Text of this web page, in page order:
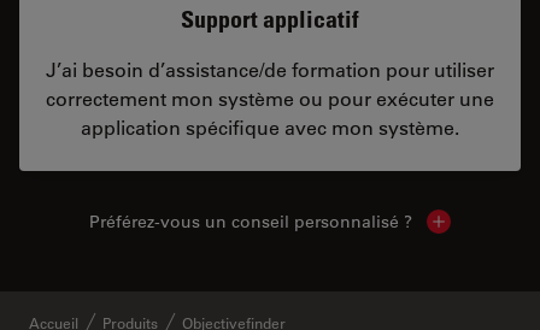
Support applicatif
J’ai besoin d’assistance/de formation pour utiliser
correctement mon système ou pour exécuter une
application spécifique avec mon système.
Préférez-vous un conseil personnalisé ? Show local
Accueil Produits Objectivefinder